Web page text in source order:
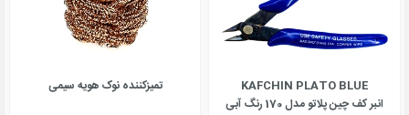
KAFCHIN PLATO BLUE
انبر کف چین پلاتو مدل 170 رنگ آبی
تمیزکننده نوک هویه سیمی